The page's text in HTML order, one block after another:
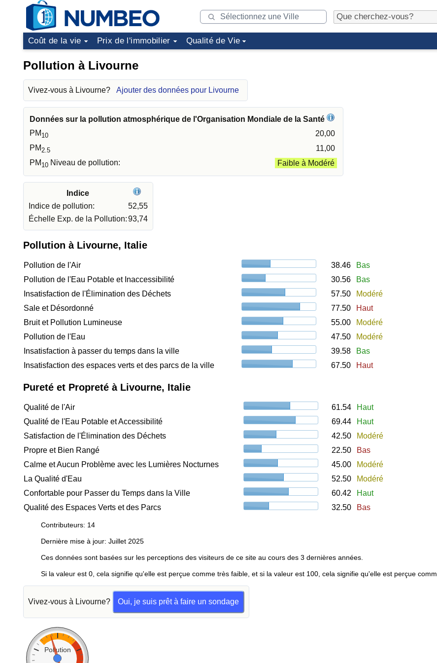
Coût de la vie Prix de l'immobilier Qualité de Vie
Pollution à Livourne
Vivez-vous à Livourne? Ajouter des données pour Livourne
Données sur la pollution atmosphérique de l'Organisation Mondiale de la Santé
PM 10
20,00
PM2.5
11,00
PM 10 Niveau de pollution: Faible à Modéré
Indice
Indice de pollution:
52,55
Échelle Exp. de la Pollution:93,74
Pollution à Livourne, Italie
Pollution de l'Air 38.46
Bas
Pollution de l'Eau Potable et Inaccessibilité
30.56
Bas
Insatisfaction de l'Élimination des Déchets
57.50
Modéré
Sale et Désordonné
77.50
Haut
Bruit et Pollution Lumineuse
55.00
Modéré
Pollution de l'Eau
47.50
Modéré
Insatisfaction à passer du temps dans la ville
39.58
Bas
Insatisfaction des espaces verts et des parcs de la ville
67.50 Haut
Pureté et Propreté à Livourne, Italie
Qualité de l'Air 61.54
Haut
Qualité de l'Eau Potable et Accessibilité
69.44
Haut
Satisfaction de l'Élimination des Déchets
42.50
Modéré
Propre et Bien Rangé
22.50
Bas
Calme et Aucun Problème avec les Lumières Nocturnes
45.00
Modéré
La Qualité d'Eau
52.50
Modéré
Confortable pour Passer du Temps dans la Ville
60.42
Haut
Qualité des Espaces Verts et des Parcs
32.50 Bas
Contributeurs: 14
Dernière mise à jour: Juillet 2025
Ces données sont basées sur les perceptions des visiteurs de ce site au cours des 3 dernières années.
Si la valeur est 0, cela signifie qu'elle est perçue comme très faible, et si la valeur est 100, cela signifie qu'elle est perçue
Vivez-vous à Livourne? Oui, je suis prêt à faire un sondage
Pollution